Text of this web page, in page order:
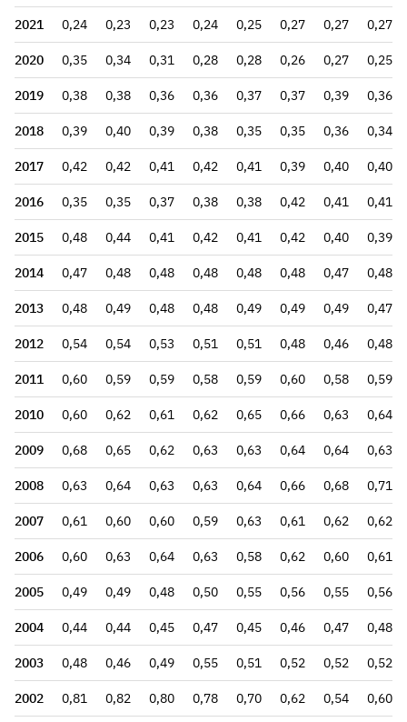
2021 0,24 0,23 0,23 0,24 0,25 0,27 0,27 0,27
2020 0,35 0,34 0,31 0,28 0,28 0,26 0,27 0,25
2019 0,38 0,38 0,36 0,36 0,37 0,37 0,39 0,36
2018 0,39 0,40 0,39 0,38 0,35 0,35 0,36 0,34
2017 0,42 0,42 0,41 0,42 0,41 0,39 0,40 0,40
2016 0,35 0,35 0,37 0,38 0,38 0,42 0,41 0,41
2015 0,48 0,44 0,41 0,42 0,41 0,42 0,40 0,39
2014 0,47 0,48 0,48 0,48 0,48 0,48 0,47 0,48
2013 0,48 0,49 0,48 0,48 0,49 0,49 0,49 0,47
2012 0,54 0,54 0,53 0,51 0,51 0,48 0,46 0,48
2011 0,60 0,59 0,59 0,58 0,59 0,60 0,58 0,59
2010 0,60 0,62 0,61 0,62 0,65 0,66 0,63 0,64
2009 0,68 0,65 0,62 0,63 0,63 0,64 0,64 0,63
2008 0,63 0,64 0,63 0,63 0,64 0,66 0,68 0,71
2007 0,61 0,60 0,60 0,59 0,63 0,61 0,62 0,62
2006 0,60 0,63 0,64 0,63 0,58 0,62 0,60 0,61
2005 0,49 0,49 0,48 0,50 0,55 0,56 0,55 0,56
2004 0,44 0,44 0,45 0,47 0,45 0,46 0,47 0,48
2003 0,48 0,46 0,49 0,55 0,51 0,52 0,52 0,52
2002 0,81 0,82 0,80 0,78 0,70 0,62 0,54 0,60